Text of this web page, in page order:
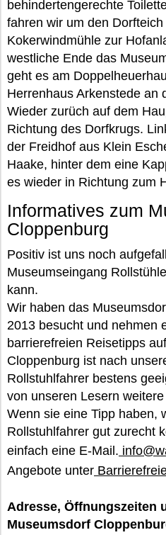
behindertengerechte
fahren wir um den
Kokerwindmühle zur
westliche Ende das
geht es am
Herrenhaus Arkenstede an
Wieder zurüch auf dem
Richtung des Dorfkrugs.
der Freidhof aus Klein
Haake, hinter dem eine
es wieder in Richtung zum
Informatives zum
Cloppenburg
Positiv ist uns noch
Museumseingang
kann.
Wir haben das
2013 besucht und nehmen
barrierefreien Reisetipps
Cloppenburg ist nach
Rollstuhlfahrer bestens
von unseren Lesern
Wenn sie eine Tipp haben,
Rollstuhlfahrer gut zurecht
einfach eine E-Mail.
Angebote unter
Adresse, Öffnungszeiten
Museumsdorf